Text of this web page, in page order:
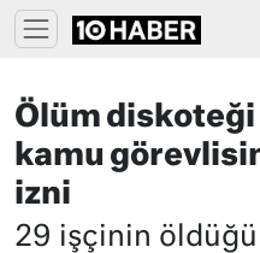
Ölüm diskoteği
kamu
izni
29 işçinin